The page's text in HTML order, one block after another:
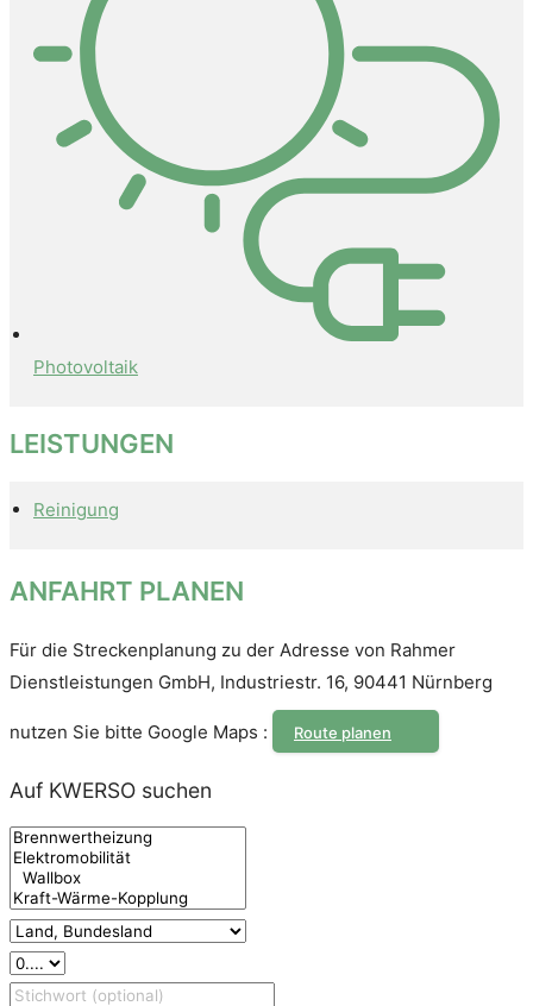
Photovoltaik
LEISTUNGEN
Reinigung
ANFAHRT PLANEN
Für die Streckenplanung zu der Adresse von Rahmer
Dienstleistungen GmbH, Industriestr. 16, 90441 Nürnberg
nutzen Sie bitte Google Maps : Route planen
Auf KWERSO suchen